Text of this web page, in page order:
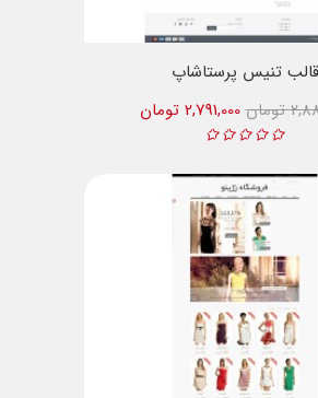
قالب تنیس پرستاشاپ
2,791,000 تومان
تومان